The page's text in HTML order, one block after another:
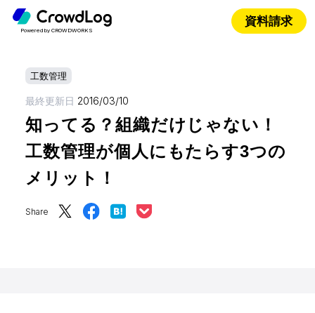
Powered by CROWDWORKS
資料請求
工数管理
最終更新日 2016/03/10
知ってる？組織だけじゃない！
工数管理が個人にもたらす3つの
メリット！
Share